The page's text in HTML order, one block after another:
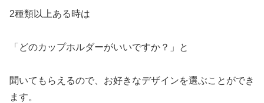
2種類以上ある時は
「どのカップホルダーがいいですか？」と
聞いてもらえるので、お好きなデザインを選ぶことができ
ます。